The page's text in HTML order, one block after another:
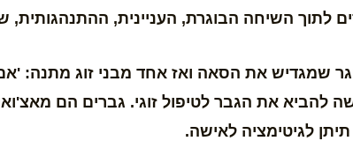
לתוך השיחה הבוגרת, העניינית, ההתנהגותית,
שמגדיש את הסאה ואז אחד מבני זוג מתנה:
להביא את הגבר לטיפול זוגי. גברים הם
לגיטימציה לאישה.